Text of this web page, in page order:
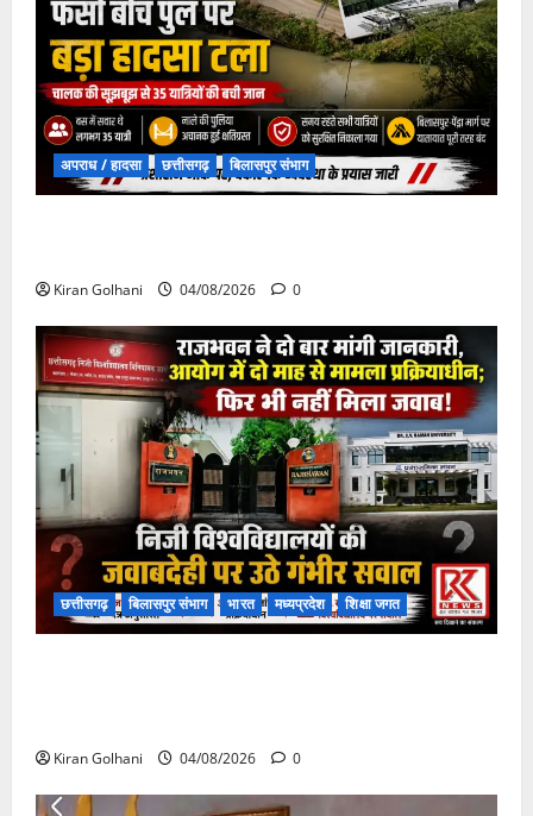
अपराध / हादसा छत्तीसगढ़ बिलासपुर संभाग
Kiran Golhani 04/08/2026 0
छत्तीसगढ़ बिलासपुर संभाग भारत मध्यप्रदेश शिक्षा जगत
Kiran Golhani 04/08/2026 0